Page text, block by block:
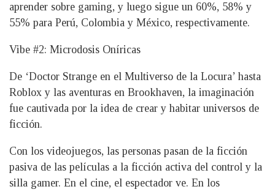
aprender sobre gaming, y luego sigue un 60%, 58% y
55% para Perú, Colombia y México, respectivamente.
Vibe #2: Microdosis Oníricas
De ‘Doctor Strange en el Multiverso de la Locura’ hasta
Roblox y las aventuras en Brookhaven, la imaginación
fue cautivada por la idea de crear y habitar universos de
ficción.
Con los videojuegos, las personas pasan de la ficción
pasiva de las películas a la ficción activa del control y la
silla gamer. En el cine, el espectador ve. En los